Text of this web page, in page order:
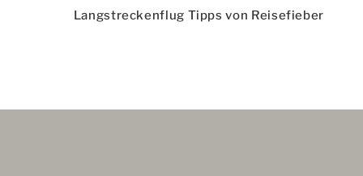
Langstreckenflug Tipps von Reisefieber